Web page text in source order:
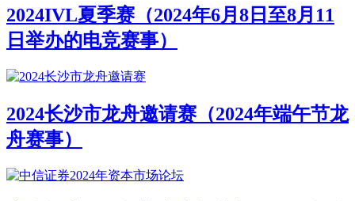
2024IVL夏季赛（2024年6月8日至8月11
日举办的电竞赛事）
2024长沙市龙舟邀请赛（2024年端午节龙
舟赛事）